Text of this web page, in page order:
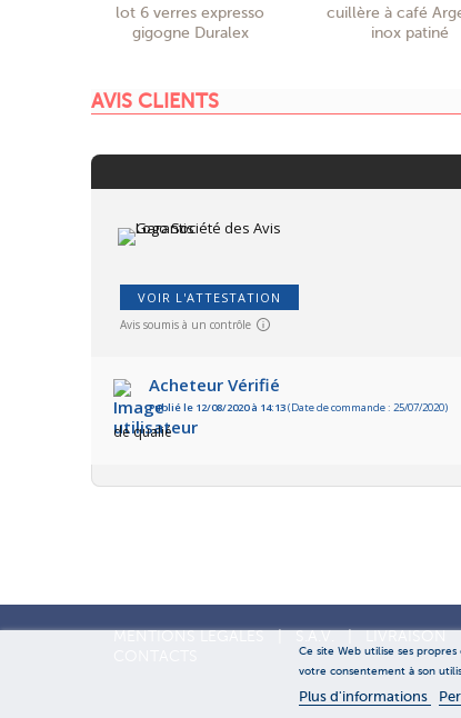
lot 6 verres expresso
gigogne Duralex
cuillère à café
inox patiné
AVIS CLIENTS
VOIR L'ATTESTATION
Avis soumis à un contrôle
Acheteur Vérifié
Publié le 12/08/2020 à 14:13(Date de commande : 25/07/2020)
de qualié
MENTIONS LEGALES|S.A.V.|LIVRAISON
Ce site Web utilise ses
votre consentement à son
Plus d'informations